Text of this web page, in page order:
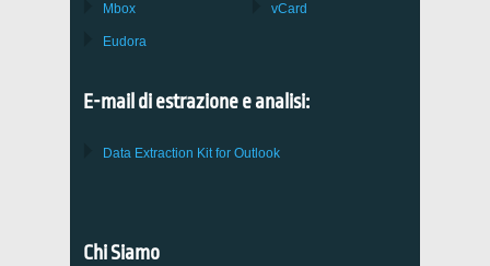
Mbox
Eudora
vCard
E-mail di estrazione e analisi:
Data Extraction Kit for Outlook
Chi Siamo